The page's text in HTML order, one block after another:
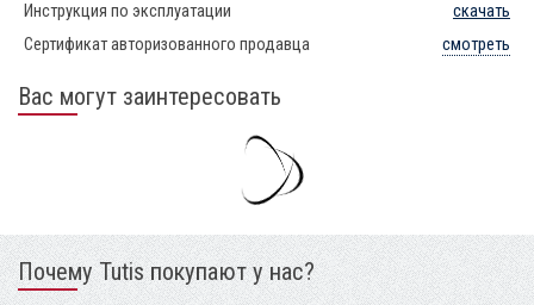
Инструкция по эксплуатации
скачать
Сертификат авторизованного продавца
смотреть
Вас могут заинтересовать
Почему Tutis покупают у нас?